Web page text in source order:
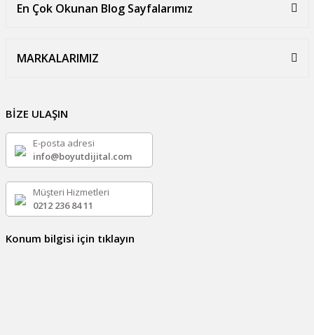
En Çok Okunan Blog Sayfalarımız
MARKALARIMIZ
BİZE ULAŞIN
E-posta adresi
info@boyutdijital.com
Müşteri Hizmetleri
0212 236 84 11
Konum bilgisi için tıklayın